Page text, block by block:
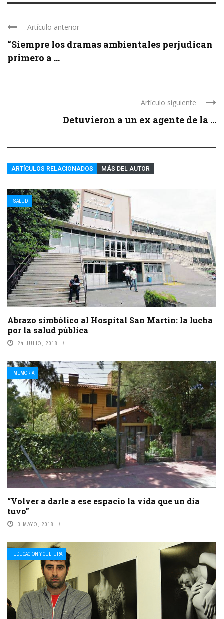
Artículo anterior
“Siempre los dramas ambientales perjudican
primero a ...
Artículo siguiente
Detuvieron a un ex agente de la ...
ARTÍCULOS RELACIONADOS MÁS DEL AUTOR
SALUD
Abrazo simbólico al Hospital San Martín: la lucha
por la salud pública
24 JULIO, 2018
MEMORIA
“Volver a darle a ese espacio la vida que un día
tuvo”
3 MAYO, 2018
EDUCACIÓN Y CULTURA